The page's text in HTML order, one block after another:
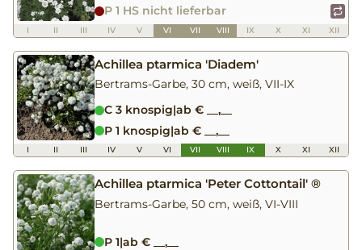
P 1 HS nicht lieferbar
I II III IV V VI VII VIII IX X XI XII
Achillea ptarmica 'Diadem'
Bertrams-Garbe, 30 cm, weiß, VII-IX
C 3 knospig|ab € __,__
P 1 knospig|ab € __,__
I II III IV V VI VII VIII IX X XI XII
Achillea ptarmica 'Peter Cottontail' ®
Bertrams-Garbe, 50 cm, weiß, VI-VIII
P 1|ab € __,__